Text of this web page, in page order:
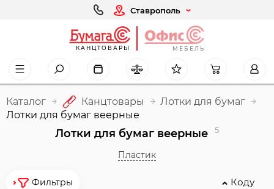
Ставрополь
КАНЦТОВАРЫ МЕБЕЛЬ
Каталог Канцтовары
Лотки для бумаг
Лотки для бумаг веерные
Лотки для бумаг веерные 5
Пластик
Фильтры Коду